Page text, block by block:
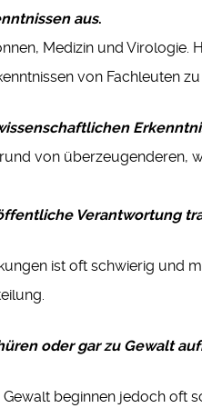
aus.
Medizin und
von Fachleuten
von überzeugenderen,
Verantwortung
ist oft schwierig und
oder gar zu Gewalt
beginnen jedoch oft